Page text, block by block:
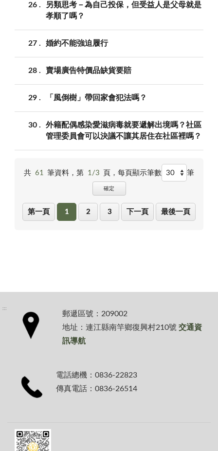
26
另類思考－為自己投保，但受益人是父母就是
孝順了嗎？
27 婚約不能強迫履行
28 賣場廣告特價品缺貨要賠
29 「風倒樹」帶回家會犯法嗎？
30
外籍配偶感染愛滋病毒就要遞解出境嗎？社區
管理委員會可以決議不讓其居住在社區裡嗎？
共 61 筆資料，第 1/3 頁，每頁顯示筆數 筆
確定
第一頁 1 2 3 下一頁 最後一頁
:::
郵遞區號：209002
地址：連江縣南竿鄉復興村210號 交通資
訊導航
電話總機：0836-22823
傳真電話：0836-26514